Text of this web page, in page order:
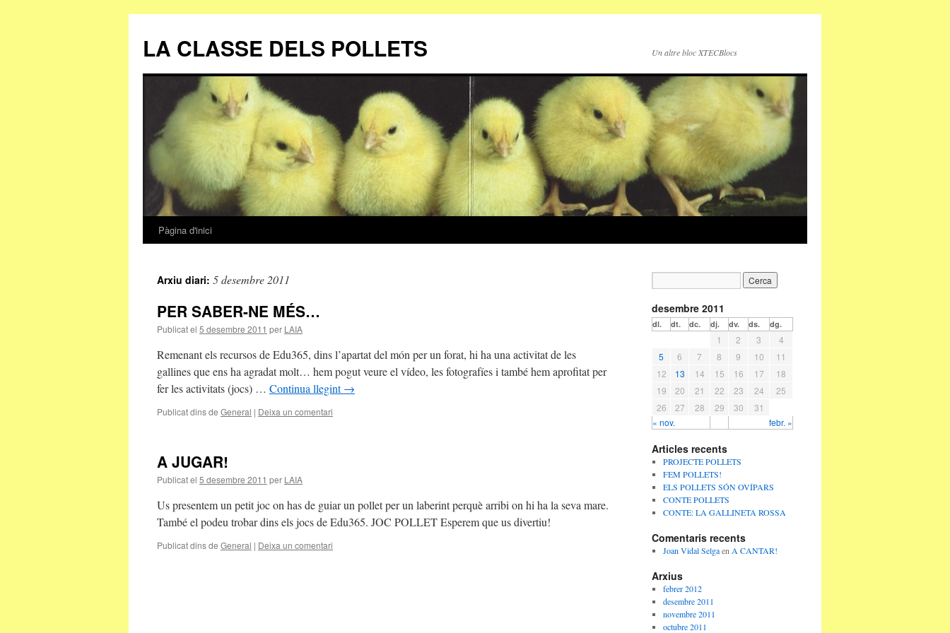
LA CLASSE DELS POLLETS Un altre bloc XTECBlocs
Vés
contingut
Pàgina d'inici
Arxiu diari: 5 desembre 2011
PER SABER-NE MÉS…
Publicat el 5 desembre 2011 per LAIA
Remenant els recursos de Edu365, dins l’apartat del món per un forat, hi ha una activitat de les
gallines que ens ha agradat molt… hem pogut veure el vídeo, les fotografíes i també hem aprofitat per
fer les activitats (jocs) … Continua llegint→
Publicat dins de General | Deixa un comentari
A JUGAR!
Publicat el 5 desembre 2011 per LAIA
Us presentem un petit joc on has de guiar un pollet per un laberint perquè arribi on hi ha la seva mare.
També el podeu trobar dins els jocs de Edu365. JOC POLLET Esperem que us divertiu!
Publicat dins de General | Deixa un comentari
desembre 2011
dl. dt. dc. dj. dv. ds. dg.
« nov. febr. »
1 2 3
4
5
6 7 8 9 10
11
12
13 14 15 16 17
18
19
20 21 22 23 24
25
26
27 28 29 30 31
Articles recents
PROJECTE POLLETS
FEM POLLETS!
ELS POLLETS SÓN OVÍPARS
CONTE POLLETS
CONTE: LA GALLINETA ROSSA
Comentaris recents
Joan Vidal Selgaen A CANTAR!
Arxius
febrer 2012
desembre 2011
novembre 2011
octubre 2011